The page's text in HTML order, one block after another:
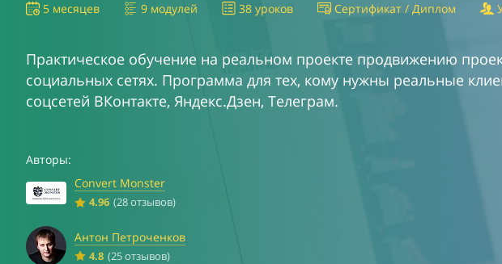
5 месяцев 9 модулей 38 уроков Сертификат / Диплом
Практическое обучение на реальном проекте продвижению
социальных сетях. Программа для тех, кому нужны реальные
соцсетей ВКонтакте, Яндекс.Дзен, Телеграм.
Авторы:
Convert Monster
4.96 (28 отзывов)
Антон Петроченков
4.8 (25 отзывов)